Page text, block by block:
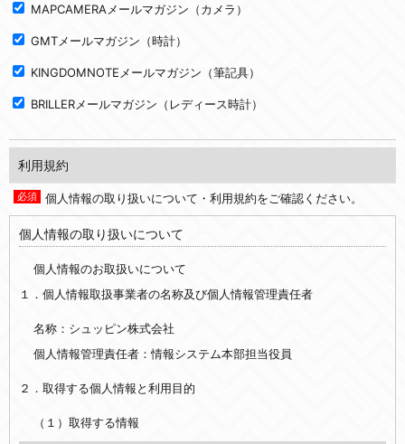
MAPCAMERAメールマガジン（カメラ）
GMTメールマガジン（時計）
KINGDOMNOTEメールマガジン（筆記具）
BRILLERメールマガジン（レディース時計）
利用規約
個人情報の取り扱いについて・利用規約をご確認ください。
個人情報の取り扱いについて
個人情報のお取扱いについて
１．個人情報取扱事業者の名称及び個人情報管理責任者
名称：シュッピン株式会社
個人情報管理責任者：情報システム本部担当役員
２．取得する個人情報と利用目的
（１）取得する情報